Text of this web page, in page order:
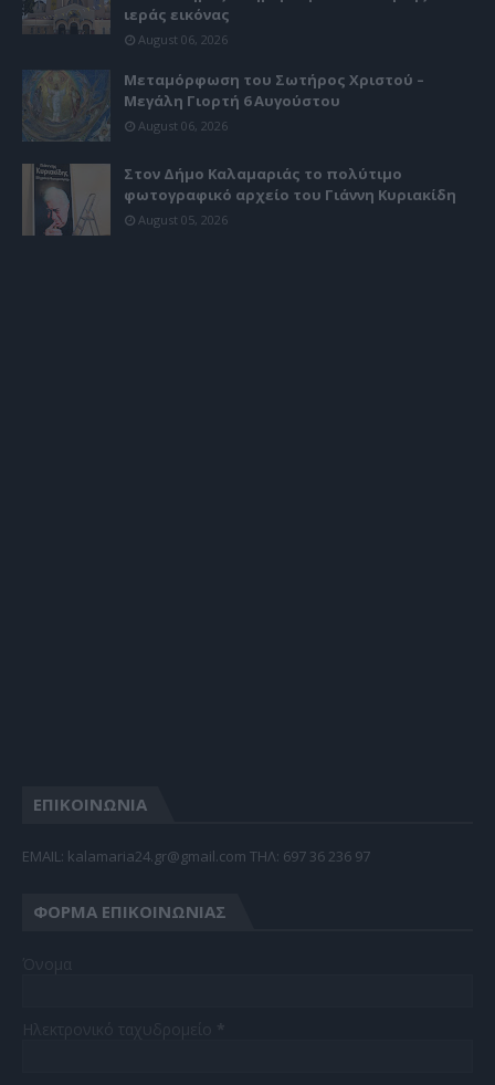
ιεράς εικόνας
August 06, 2026
Μεταμόρφωση του Σωτήρος Χριστού –
Μεγάλη Γιορτή 6 Αυγούστου
August 06, 2026
Στον Δήμο Καλαμαριάς το πολύτιμο
φωτογραφικό αρχείο του Γιάννη Κυριακίδη
August 05, 2026
ΕΠΙΚΟΙΝΩΝΙΑ
EMAIL: kalamaria24.gr@gmail.com TΗΛ: 697 36 236 97
ΦΌΡΜΑ ΕΠΙΚΟΙΝΩΝΊΑΣ